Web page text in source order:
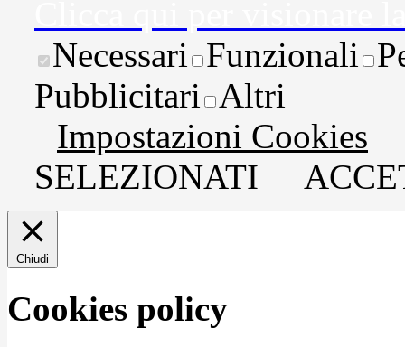
Necessari Funzionali
Pubblicitari Altri
Impostazioni Cookies
SELEZIONATI
Chiudi
Cookies policy